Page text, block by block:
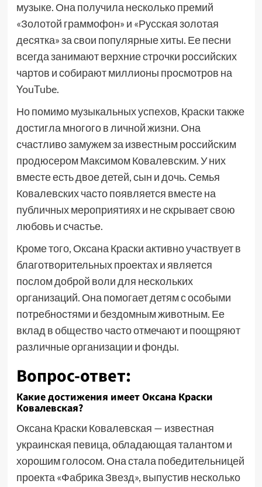
музыке. Она получила несколько премий
«Золотой граммофон» и «Русская золотая
десятка» за свои популярные хиты. Ее песни
всегда занимают верхние строчки российских
чартов и собирают миллионы просмотров на
YouTube.
Но помимо музыкальных успехов, Краски также
достигла многого в личной жизни. Она
счастливо замужем за известным российским
продюсером Максимом Ковалевским. У них
вместе есть двое детей, сын и дочь. Семья
Ковалевских часто появляется вместе на
публичных мероприятиях и не скрывает свою
любовь и счастье.
Кроме того, Оксана Краски активно участвует в
благотворительных проектах и является
послом доброй воли для нескольких
организаций. Она помогает детям с особыми
потребностями и бездомным животным. Ее
вклад в общество часто отмечают и поощряют
различные организации и фонды.
Вопрос-ответ:
Какие достижения имеет Оксана Краски
Ковалевская?
Оксана Краски Ковалевская — известная
украинская певица, обладающая талантом и
хорошим голосом. Она стала победительницей
проекта «Фабрика Звезд», выпустив несколько